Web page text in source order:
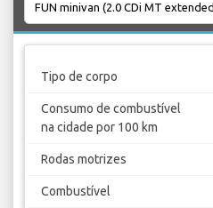
Tipo de corpo
Consumo de combustível
na cidade por 100 km
Rodas motrizes
Combustível